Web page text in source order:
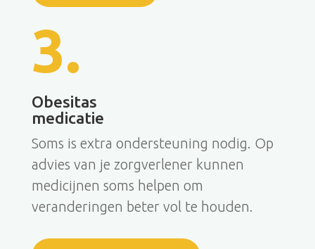
3.
Obesitas
medicatie
Soms is extra ondersteuning nodig. Op
advies van je zorgverlener kunnen
medicijnen soms helpen om
veranderingen beter vol te houden.